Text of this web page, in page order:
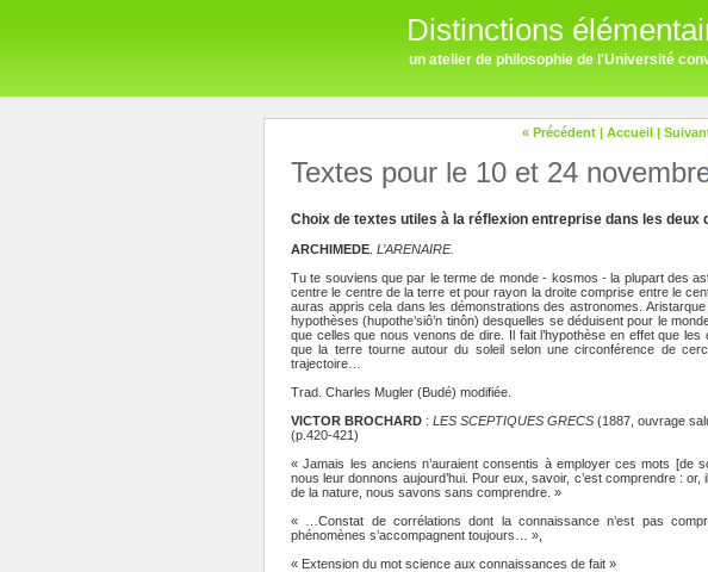
Distinctions
un atelier de philosophie de l'Université
« Précédent | Accueil |
Textes pour le 10 et 24
Choix de textes utiles à la réflexion entreprise dans les deux
ARCHIMEDE L’ARENAIRE.
Tu te souviens que par le terme de monde - kosmos - la plupart des
centre le centre de la terre et pour rayon la droite comprise entre le
auras appris cela dans les démonstrations des astronomes.
hypothèses (hupothe’siô’n tinôn) desquelles se déduisent pour le
que celles que nous venons de dire. Il fait l’hypothèse en effet que les
que la terre tourne autour du soleil selon une circonférence de
trajectoire…
Trad. Charles Mugler (Budé) modifiée.
VICTOR BROCHARD : LES SCEPTIQUES GRECS (1887, ouvrage
(p.420-421)
« Jamais les anciens n’auraient consentis à employer ces mots [de
nous leur donnons aujourd’hui. Pour eux, savoir, c’est comprendre :
de la nature, nous savons sans comprendre. »
« …Constat de corrélations dont la connaissance n’est pas
phénomènes s’accompagnent toujours… »,
« Extension du mot science aux connaissances de fait »